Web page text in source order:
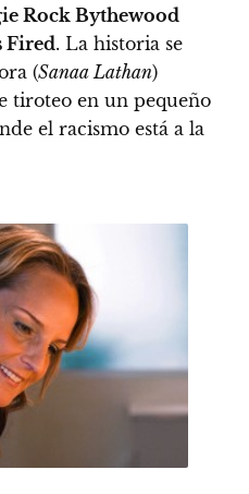
Rock Bythewood
Fired. La historia se
(Sanaa Lathan)
tiroteo en un pequeño
el racismo está a la